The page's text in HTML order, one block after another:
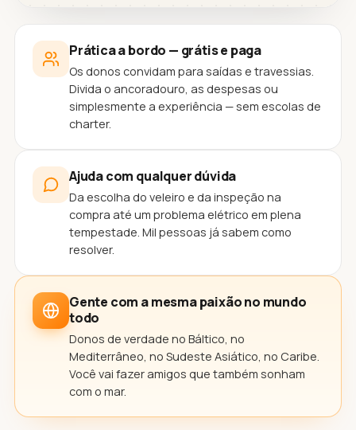
Prática a bordo — grátis e paga
Os donos convidam para saídas e travessias.
Divida o ancoradouro, as despesas ou
simplesmente a experiência — sem escolas de
charter.
Ajuda com qualquer dúvida
Da escolha do veleiro e da inspeção na
compra até um problema elétrico em plena
tempestade. Mil pessoas já sabem como
resolver.
Gente com a mesma paixão no mundo
todo
Donos de verdade no Báltico, no
Mediterrâneo, no Sudeste Asiático, no Caribe.
Você vai fazer amigos que também sonham
com o mar.